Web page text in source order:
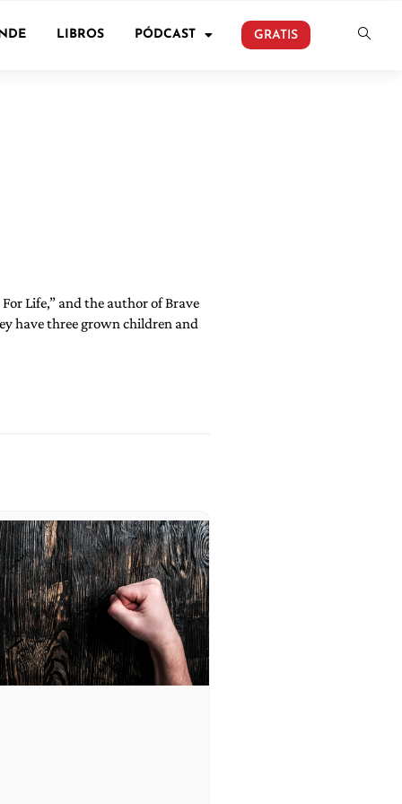
LIBROS PÓDCAST GRATIS
Life,” and the author of Brave
have three grown children and